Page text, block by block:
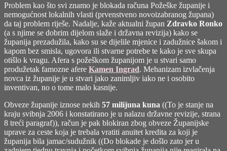
Problem kao što svi znamo je blokada računa Požeške županije i
nemogućnost lokalnih vlasti (prvenstveno novoizabranog župana)
da taj problem riješe. Nadalje, kaže aktualni župan Zdravko Ronko
(a s njime se dobrim dijelom slaže i državna revizija) kako se
županija prezadužila, kako su se dijelile mjenice i zadužnice šakom i
kapom bez smisla, ugovora ili stvarne potrebe te kako je sve skupa
otišlo k vragu. Afera s požeškom županijom je u stvari samo
produžetak famozne afere Kamen Ingrad. Mehanizam izvlačenja
novca iz županije je u stvari jako zanimljiv iako ne i osobito
inventivan, no o tome malo kasnije.
Obveze županije iznose nekih 57 milijuna kuna ((To je stanje na
kraju svibnja 2006 i konstatirano je u nalazu državne revizije, strana
8 treći paragraf)), račun je pak blokiran zbog obveze Županijske
uprave za ceste koja je trebala vratiti anuitet kredita za koji je
županija bila jamac/sudužnik ((Do blokade je došlo zato jer u